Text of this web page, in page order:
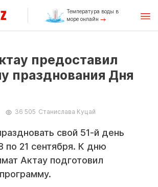
Температура воды в
море онлайн
предоставил
празднования Дня
36 505 Станислава Куцай
свой 51-й день
по 21 сентября. К дню
Актау подготовил